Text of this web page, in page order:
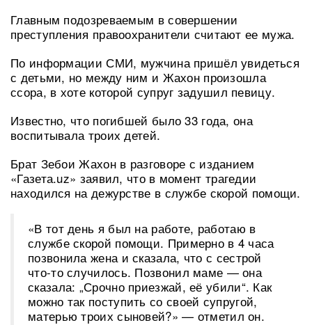
Главным подозреваемым в совершении
преступления правоохранители считают ее мужа.
По информации СМИ, мужчина пришёл увидеться
с детьми, но между ним и Жахон произошла
ссора, в хоте которой супруг задушил певицу.
Известно, что погибшей было 33 года, она
воспитывала троих детей.
Брат Зебои Жахон в разговоре с изданием
«Газета.uz» заявил, что в момент трагедии
находился на дежурстве в службе скорой помощи.
«В тот день я был на работе, работаю в
службе скорой помощи. Примерно в 4 часа
позвонила жена и сказала, что с сестрой
что-то случилось. Позвонил маме — она
сказала: „Срочно приезжай, её убили“. Как
можно так поступить со своей супругой,
матерью троих сыновей?» — отметил он.